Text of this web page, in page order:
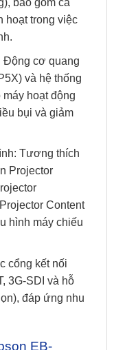
bao gồm cả
hoạt trong việc
Động cơ quang
và hệ thống
máy hoạt động
bụi và giảm
Tương thích
Projector
Content
hình máy chiếu
cổng kết nối
3G-SDI và hỗ
đáp ứng nhu
EB-